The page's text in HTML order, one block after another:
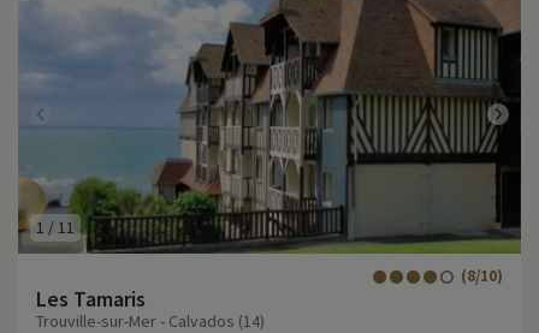
1 / 11
Les Tamaris
(8/10)
Trouville-sur-Mer - Calvados (14)